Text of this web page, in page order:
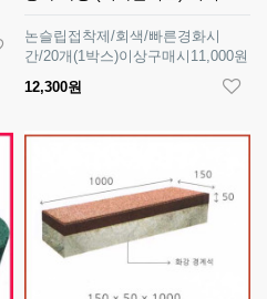
논슬립접착제/회색/빠른경화시
간/20개(1박스)이상구매시11,000원
12,300원